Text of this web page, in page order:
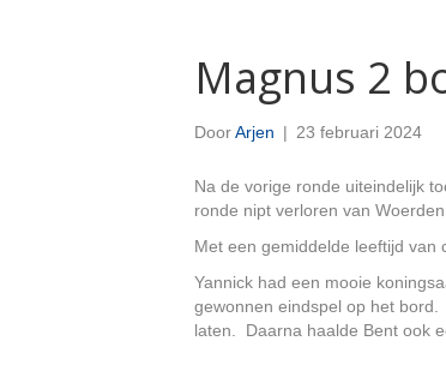
Magnus 2
DoorArjen | 23 februari 2024
Na de vorige ronde uiteindelijk
ronde nipt verloren van
Met een gemiddelde leeftijd van
Yannick had een mooie
gewonnen eindspel op het
laten. Daarna haalde Bent ook